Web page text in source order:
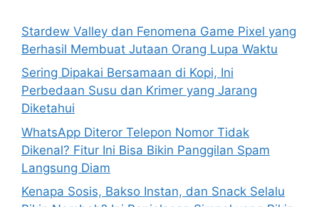
r
:
Stardew Valley dan Fenomena Game Pixel yang
Berhasil Membuat Jutaan Orang Lupa Waktu
Sering Dipakai Bersamaan di Kopi, Ini
Perbedaan Susu dan Krimer yang Jarang
Diketahui
WhatsApp Diteror Telepon Nomor Tidak
Dikenal? Fitur Ini Bisa Bikin Panggilan Spam
Langsung Diam
Kenapa Sosis, Bakso Instan, dan Snack Selalu